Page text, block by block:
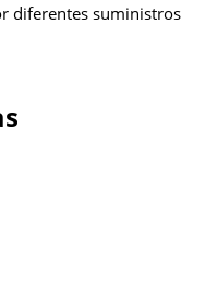
diferentes suministros